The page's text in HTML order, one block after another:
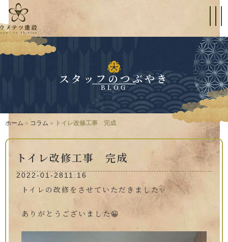
スタッフのつぶやき
BLOG
ホーム » コラム » トイレ改修工事 完成
トイレ改修工事 完成
2022-01-28 11:16
トイレの改修をさせていただきました✨
ありがとうございました😀